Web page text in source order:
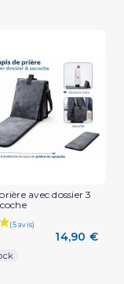
avec dossier 3
14,90 €